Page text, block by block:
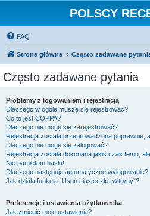
POLSCY
FAQ
Strona główna Często zadawane
Często zadawane pytania
Problemy z logowaniem i rejestracją
Dlaczego w ogóle muszę się rejestrować?
Co to jest COPPA?
Dlaczego nie mogę się zarejestrować?
Rejestracja została przeprowadzona poprawnie,
Dlaczego nie mogę się zalogować?
Rejestracja została dokonana jakiś czas temu,
Nie pamiętam hasła!
Dlaczego następuje automatyczne wylogowanie?
Jak działa funkcja “Usuń ciasteczka witryny”?
Preferencje i ustawienia użytkownika
Jak zmienić moje ustawienia?